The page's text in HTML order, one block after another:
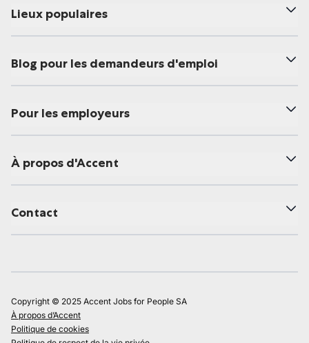
Lieux populaires
Blog pour les demandeurs d'emploi
Pour les employeurs
À propos d'Accent
Contact
Copyright © 2025 Accent Jobs for People SA
À propos d’Accent
Politique de cookies